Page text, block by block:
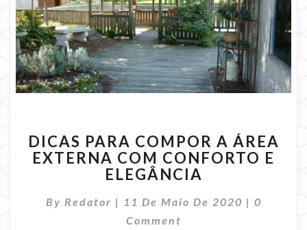
PARA
COMPOR
A
EXTERNA
COM
DICAS PARA COMPOR A ÁREA
EXTERNA COM CONFORTO E
ELEGÂNCIA
By Redator | 11 De Maio De 2020 | 0
Comment